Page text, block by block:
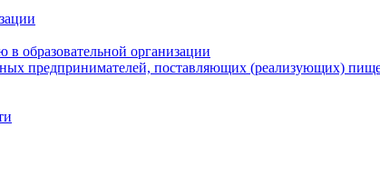
образовательной организации
предпринимателей, поставляющих (реализующих)